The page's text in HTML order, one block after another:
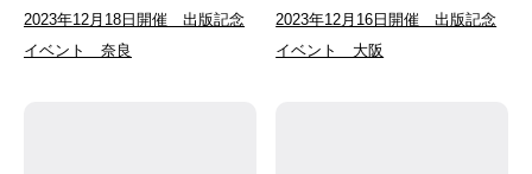
2023年12月18日開催 出版記念
イベント 奈良
2023年12月16日開催 出版記念
イベント 大阪